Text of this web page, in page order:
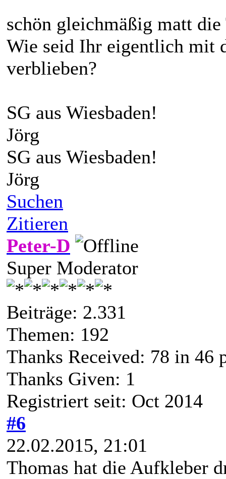
schön gleichmäßig matt
Wie seid Ihr eigentlich mit
verblieben?
SG aus Wiesbaden!
Jörg
SG aus Wiesbaden!
Jörg
Suchen
Zitieren
Peter-D
Super Moderator
Beiträge: 2.331
Themen: 192
Thanks Received: 78 in 46
Thanks Given: 1
Registriert seit: Oct 2014
#6
22.02.2015, 21:01
Thomas hat die Aufkleber